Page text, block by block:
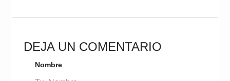
DEJA UN COMENTARIO
Nombre